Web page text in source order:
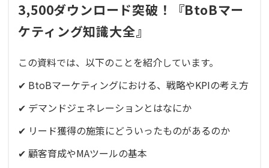
3,500ダウンロード突破！『BtoBマー
ケティング知識大全』
この資料では、以下のことを紹介しています。
✔ BtoBマーケティングにおける、戦略やKPIの考え方
✔ デマンドジェネレーションとはなにか
✔ リード獲得の施策にどういったものがあるのか
✔ 顧客育成やMAツールの基本